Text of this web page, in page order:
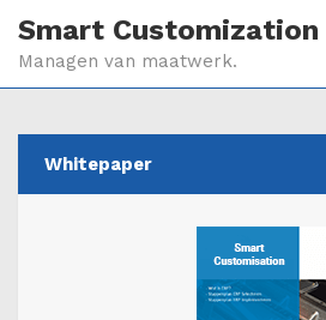
Smart Customization
Managen van maatwerk.
Whitepaper